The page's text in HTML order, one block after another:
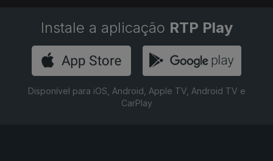
Instale a aplicação RTP Play
Disponível para iOS, Android, Apple TV, Android TV e
CarPlay